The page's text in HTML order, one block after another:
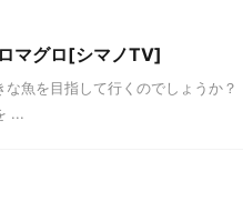
マグロ[シマノTV]
な魚を目指して行くのでしょうか
...